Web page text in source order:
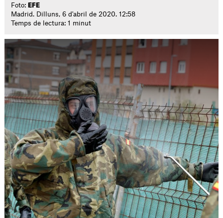
Foto: EFE
Madrid. Dilluns, 6 d'abril de 2020. 12:58
Temps de lectura: 1 minut